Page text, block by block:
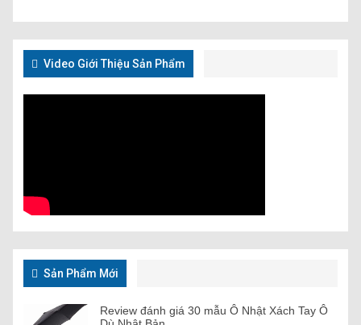
Video Giới Thiệu Sản Phẩm
Sản Phẩm Mới
Review đánh giá 30 mẫu Ô Nhật Xách Tay Ô